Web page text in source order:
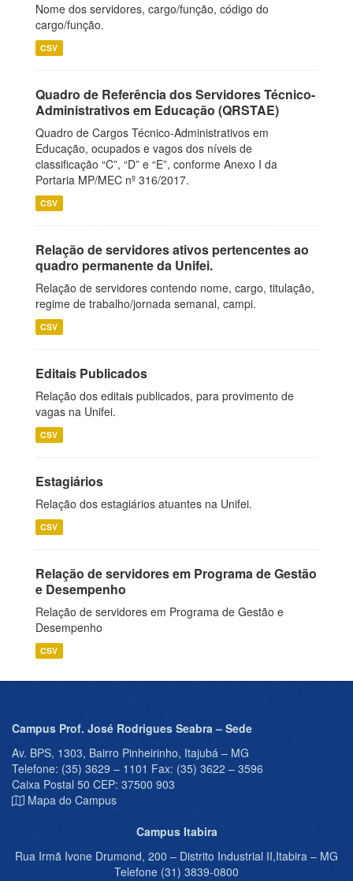
Nome dos servidores, cargo/função, código do
cargo/função.
CSV
Quadro de Referência dos Servidores Técnico-
Administrativos em Educação (QRSTAE)
Quadro de Cargos Técnico-Administrativos em
Educação, ocupados e vagos dos níveis de
classificação “C”, “D” e “E”, conforme Anexo I da
Portaria MP/MEC nº 316/2017.
CSV
Relação de servidores ativos pertencentes ao
quadro permanente da Unifei.
Relação de servidores contendo nome, cargo, titulação,
regime de trabalho/jornada semanal, campi.
CSV
Editais Publicados
Relação dos editais publicados, para provimento de
vagas na Unifei.
CSV
Estagiários
Relação dos estagiários atuantes na Unifei.
CSV
Relação de servidores em Programa de Gestão
e Desempenho
Relação de servidores em Programa de Gestão e
Desempenho
CSV
Campus Prof. José Rodrigues Seabra – Sede
Av. BPS, 1303, Bairro Pinheirinho, Itajubá – MG
Telefone: (35) 3629 – 1101 Fax: (35) 3622 – 3596
Caixa Postal 50 CEP: 37500 903
Mapa do Campus
Campus Itabira
Rua Irmã Ivone Drumond, 200 – Distrito Industrial II,Itabira – MG
Telefone (31) 3839-0800